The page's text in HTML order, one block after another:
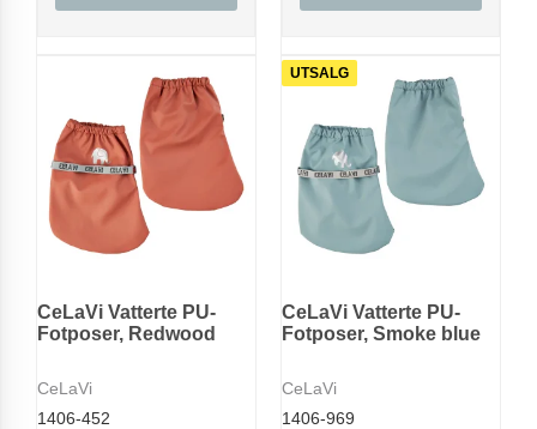
CeLaVi Vatterte PU-
Fotposer, Redwood
CeLaVi
1406-452
UTSALG
CeLaVi Vatterte PU-
Fotposer, Smoke blue
CeLaVi
1406-969